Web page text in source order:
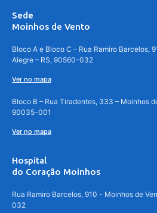
Sede
Moinhos de Vento
Bloco A e Bloco C – Rua Ramiro Barcelos,
Alegre – RS, 90560-032
Ver no mapa
Bloco B – Rua Tiradentes, 333 – Moinhos
90035-001
Ver no mapa
Hospital
do Coração Moinhos
Rua Ramiro Barcelos, 910 - Moinhos de
032